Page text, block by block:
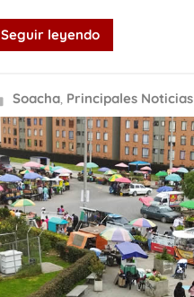
Seguir leyendo
Soacha, Principales Noticias